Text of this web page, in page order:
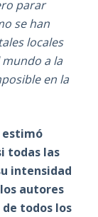
parar
se han
locales
a la
en la
estimó
todas las
intensidad
autores
todos los